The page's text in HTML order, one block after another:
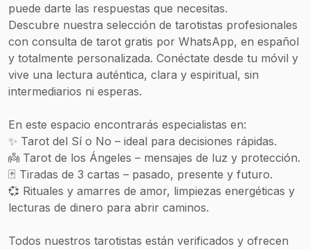
puede darte las respuestas que necesitas.
Descubre nuestra selección de tarotistas profesionales
con consulta de tarot gratis por WhatsApp, en español
y totalmente personalizada. Conéctate desde tu móvil y
vive una lectura auténtica, clara y espiritual, sin
intermediarios ni esperas.
En este espacio encontrarás especialistas en:
✨ Tarot del Sí o No – ideal para decisiones rápidas.
👼 Tarot de los Ángeles – mensajes de luz y protección.
🃏 Tiradas de 3 cartas – pasado, presente y futuro.
💞 Rituales y amarres de amor, limpiezas energéticas y
lecturas de dinero para abrir caminos.
Todos nuestros tarotistas están verificados y ofrecen